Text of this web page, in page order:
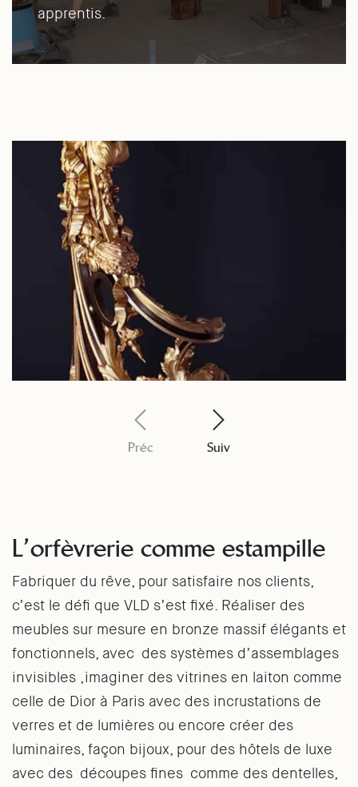
apprentis.
Préc Suiv
L’orfèvrerie comme estampille
Fabriquer du rêve, pour satisfaire nos clients,
c’est le défi que VLD s’est fixé. Réaliser des
meubles sur mesure en bronze massif élégants et
fonctionnels, avec des systèmes d’assemblages
invisibles ,imaginer des vitrines en laiton comme
celle de Dior à Paris avec des incrustations de
verres et de lumières ou encore créer des
luminaires, façon bijoux, pour des hôtels de luxe
avec des découpes fines comme des dentelles,